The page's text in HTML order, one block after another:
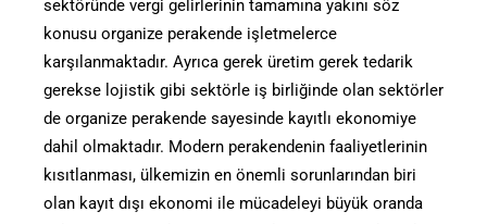
sektöründe vergi gelirlerinin tamamına yakını söz
konusu organize perakende işletmelerce
karşılanmaktadır. Ayrıca gerek üretim gerek tedarik
gerekse lojistik gibi sektörle iş birliğinde olan sektörler
de organize perakende sayesinde kayıtlı ekonomiye
dahil olmaktadır. Modern perakendenin faaliyetlerinin
kısıtlanması, ülkemizin en önemli sorunlarından biri
olan kayıt dışı ekonomi ile mücadeleyi büyük oranda